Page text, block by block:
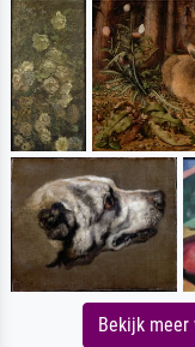
Bekijk